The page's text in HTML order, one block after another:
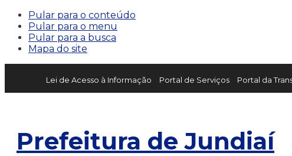
Pular para o conteúdo
Pular para o menu
Pular para a busca
Mapa do site
Lei de Acesso à Informação Portal de Serviços Portal da
Prefeitura de Jundiaí